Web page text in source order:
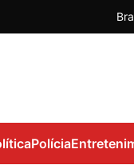
Polícia